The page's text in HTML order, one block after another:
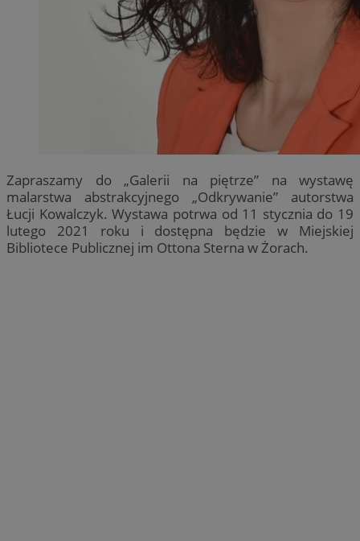
Zapraszamy do „Galerii na piętrze” na wystawę
malarstwa abstrakcyjnego „Odkrywanie” autorstwa
Łucji Kowalczyk. Wystawa potrwa od 11 stycznia do 19
lutego 2021 roku i dostępna będzie w Miejskiej
Bibliotece Publicznej im Ottona Sterna w Żorach.